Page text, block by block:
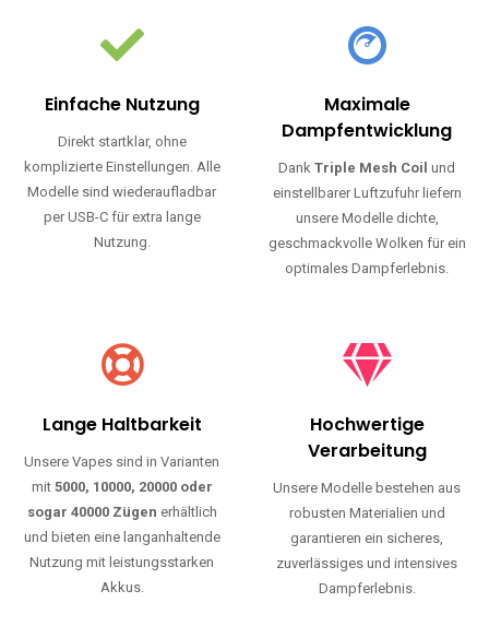
Direkt startklar, ohne
komplizierte Einstellungen. Alle
Modelle sind wiederaufladbar
per USB-C für extra lange
Maximale
DankTriple Mesh Coilund
einstellbarer Luftzufuhr liefern
unsere Modelle dichte,
geschmackvolle Wolken für ein
Unsere Vapes sind in Varianten
mit5000, 10000, 20000 oder
sogar 40000 Zügenerhältlich
und bieten eine langanhaltende
Nutzung mit leistungsstarken
Hochwertige
Unsere Modelle bestehen aus
robusten Materialien und
garantieren ein sicheres,
zuverlässiges und intensives